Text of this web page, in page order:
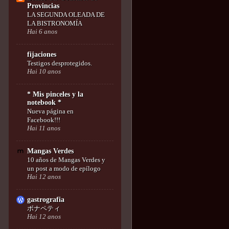
Provincias
LA SEGUNDA OLEADA DE
LA BISTRONOMÍA
Hai 6 anos
fijaciones
Testigos desprotegidos.
Hai 10 anos
* Mis pinceles y la
notebook *
Nueva página en
Facebook!!!
Hai 11 anos
Mangas Verdes
10 años de Mangas Verdes y
un post a modo de epílogo
Hai 12 anos
gastrografia
ボナペティ
Hai 12 anos